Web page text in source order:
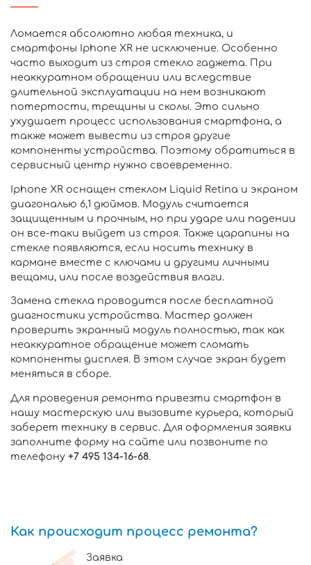
Ломается абсолютно любая техника, и
смартфоны Iphone XR не исключение. Особенно
часто выходит из строя стекло гаджета. При
неаккуратном обращении или вследствие
длительной эксплуатации на нем возникают
потертости, трещины и сколы. Это сильно
ухудшает процесс использования смартфона, а
также может вывести из строя другие
компоненты устройства. Поэтому обратиться в
сервисный центр нужно своевременно.
Iphone XR оснащен стеклом Liquid Retina и экраном
диагональю 6,1 дюймов. Модуль считается
защищенным и прочным, но при ударе или падении
он все-таки выйдет из строя. Также царапины на
стекле появляются, если носить технику в
кармане вместе с ключами и другими личными
вещами, или после воздействия влаги.
Замена стекла проводится после бесплатной
диагностики устройства. Мастер должен
проверить экранный модуль полностью, так как
неаккуратное обращение может сломать
компоненты дисплея. В этом случае экран будет
меняться в сборе.
Для проведения ремонта привезти смартфон в
нашу мастерскую или вызовите курьера, который
заберет технику в сервис. Для оформления заявки
заполните форму на сайте или позвоните по
телефону +7 495 134-16-68.
Как происходит процесс ремонта?
Заявка